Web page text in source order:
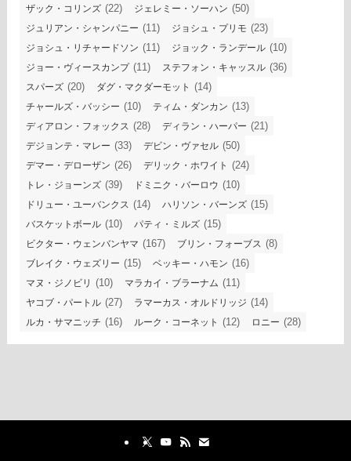
ザック・コリンズ (22) ジェレミー・ソーハン (50)
ジュリアン・シャンパニー (11) ジョシュ・プリモ (23)
ジョシュ・リチャードソン (11) ジョック・ランデール (10)
ジョー・ヴィースカンプ(11) ステフォン・キャッスル (36)
スパーズ (20) ダグ・マクダーモット (14)
チャールズ・バッシー (10) ティム・ダンカン (13)
ディアロン・フォックス (28) ディラン・ハーパー (21)
デジョンテ・マレー (33) デビン・ヴァセル (50)
デマー・デローザン (26) デリック・ホワイト (24)
トレ・ジョーンズ (39) ドミニク・バーロウ (10)
ドリュー・ユーバンクス (14) ハリソン・バーンズ (15)
バスケットボール (10) パティ・ミルズ (15)
ビクター・ウェンバンヤマ (167) ブリン・フォーブス (8)
ブレイク・ウェズリー (15) ベッキー・ハモン (16)
マヌ・ジノビリ (10) マラカイ・ブラーナム (11)
ヤコブ・パートル (27) ラマーカス・オルドリッジ (14)
ルカ・サマニッチ (16) ルーク・コーネット (12) ロニー (28)